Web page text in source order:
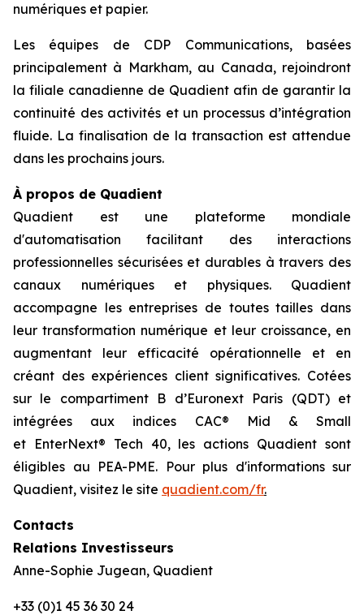
numériques et papier.
Les équipes de CDP Communications, basées
principalement à Markham, au Canada, rejoindront
la filiale canadienne de Quadient afin de garantir la
continuité des activités et un processus d’intégration
fluide. La finalisation de la transaction est attendue
dans les prochains jours.
À propos de Quadient
Quadient est une plateforme mondiale
d'automatisation facilitant des interactions
professionnelles sécurisées et durables à travers des
canaux numériques et physiques. Quadient
accompagne les entreprises de toutes tailles dans
leur transformation numérique et leur croissance, en
augmentant leur efficacité opérationnelle et en
créant des expériences client significatives. Cotées
sur le compartiment B d’Euronext Paris (QDT) et
intégrées aux indices CAC® Mid & Small
et EnterNext® Tech 40, les actions Quadient sont
éligibles au PEA-PME. Pour plus d'informations sur
Quadient, visitez le site quadient.com/fr.
Contacts
Relations Investisseurs
Anne-Sophie Jugean, Quadient
+33 (0)1 45 36 30 24